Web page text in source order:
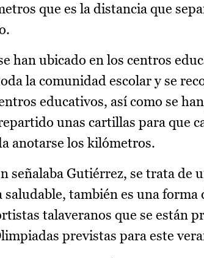
que es la distancia que
han ubicado en los centros
la comunidad escolar y se
educativos, así como se
unas cartillas para que
anotarse los kilómetros.
señalaba Gutiérrez, se trata de
saludable, también es una
talaveranos que se están
previstas para este